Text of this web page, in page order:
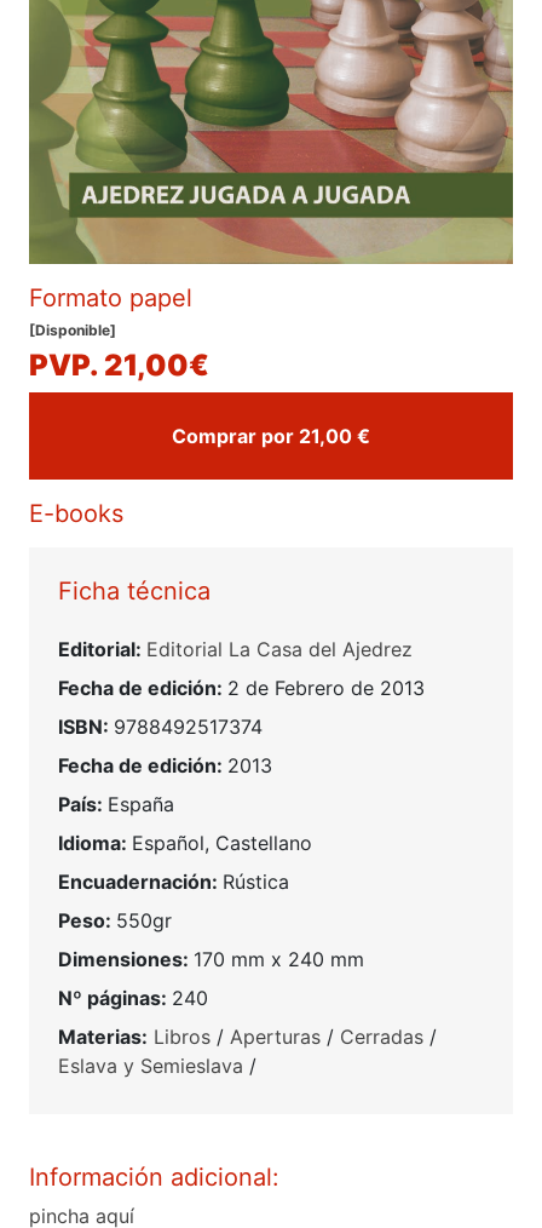
Formato papel
[Disponible]
PVP. 21,00€
Comprar por 21,00 €
E-books
Ficha técnica
Editorial: Editorial La Casa del Ajedrez
Fecha de edición: 2 de Febrero de 2013
ISBN: 9788492517374
Fecha de edición: 2013
País: España
Idioma: Español, Castellano
Encuadernación: Rústica
Peso: 550gr
Dimensiones: 170 mm x 240 mm
Nº páginas: 240
Materias: Libros / Aperturas / Cerradas /
Eslava y Semieslava /
Información adicional:
pincha aquí